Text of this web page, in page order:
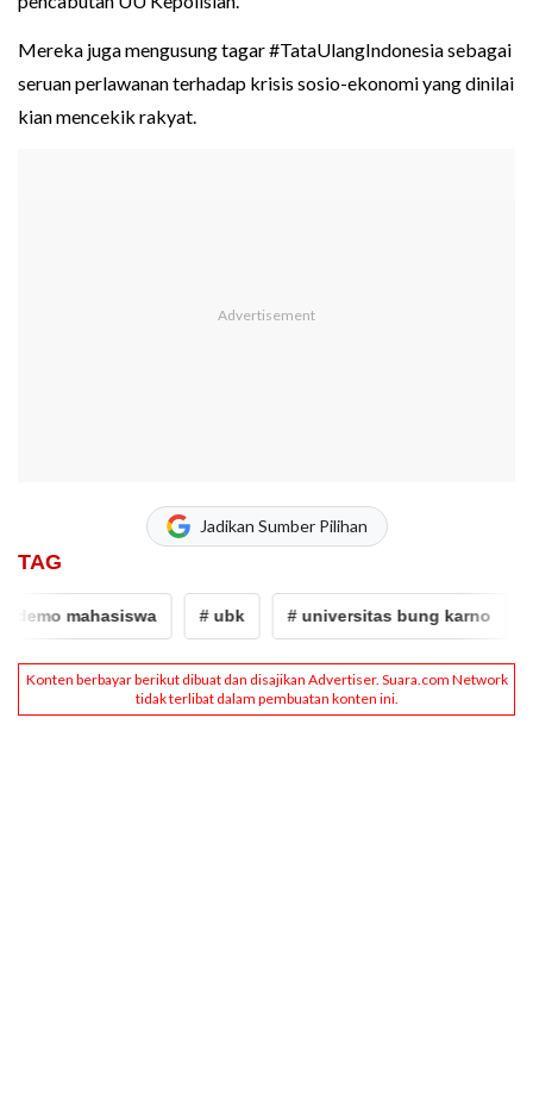
Mereka juga mengusung tagar #TataUlangIndonesia sebagai
seruan perlawanan terhadap krisis sosio-ekonomi yang dinilai
kian mencekik rakyat.
Jadikan Sumber Pilihan
TAG
mahasiswa # ubk # universitas bung karno